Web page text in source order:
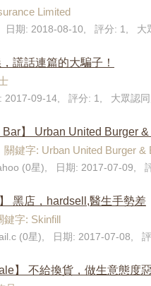
Limited
日期: 2018-08-10, 評分: 1, 大
謊話連篇的大騙子！
2017-09-14, 評分: 1, 大眾認同
Bar】 Urban United Burger
字: Urban United Burger &
(0星), 日期: 2017-07-09,
黑店，hardsell,醫生手勢差
字: Skinfill
(0星), 日期: 2017-07-08,
】 不給換貨，做生意態度